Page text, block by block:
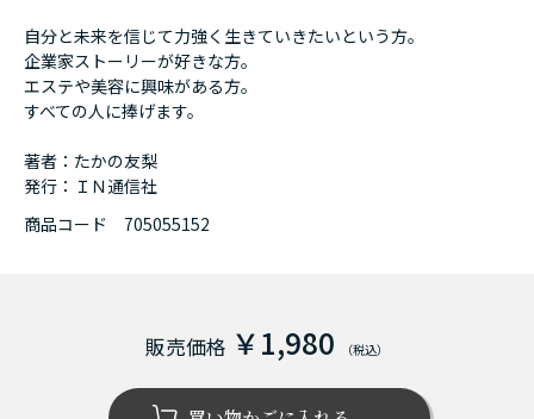
￥1,980
商品コード 705055152
自分と未来を信じて力強く生きていきたいという方。
企業家ストーリーが好きな方。
エステや美容に興味がある方。
すべての人に捧げます。
著者：たかの友梨
発行：ＩＮ通信社